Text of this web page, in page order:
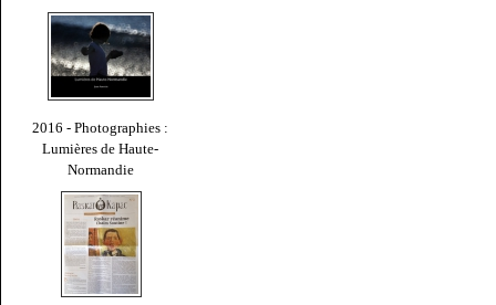
2016 - Photographies :
Lumières de Haute-
Normandie